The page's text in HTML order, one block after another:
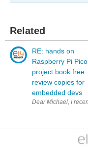
Related
RE: hands on
Raspberry Pi
project book free
review copies for
embedded devs
Dear